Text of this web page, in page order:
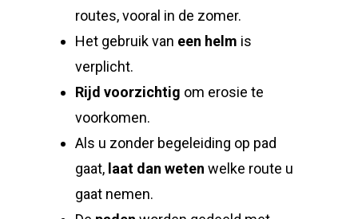
routes, vooral in de zomer.
Het gebruik van een helm is
verplicht.
Rijd voorzichtig om erosie te
voorkomen.
Als u zonder begeleiding op pad
gaat, laat dan weten welke route u
gaat nemen.